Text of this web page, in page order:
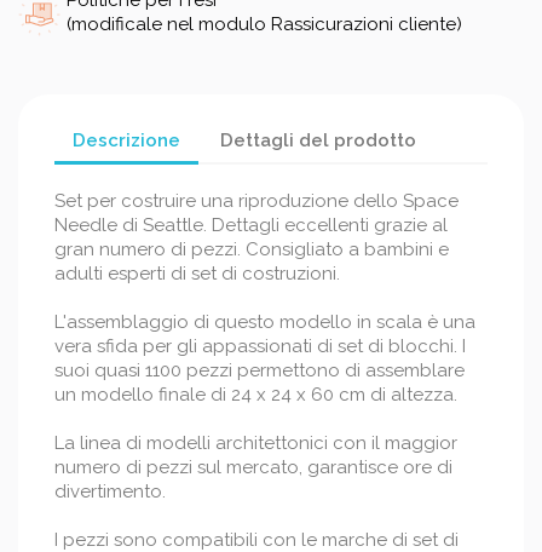
(modificale nel modulo Rassicurazioni cliente)
Descrizione Dettagli del prodotto
Set per costruire una riproduzione dello Space
Needle di Seattle. Dettagli eccellenti grazie al
gran numero di pezzi. Consigliato a bambini e
adulti esperti di set di costruzioni.
L'assemblaggio di questo modello in scala è una
vera sfida per gli appassionati di set di blocchi. I
suoi quasi 1100 pezzi permettono di assemblare
un modello finale di 24 x 24 x 60 cm di altezza.
La linea di modelli architettonici con il maggior
numero di pezzi sul mercato, garantisce ore di
divertimento.
I pezzi sono compatibili con le marche di set di